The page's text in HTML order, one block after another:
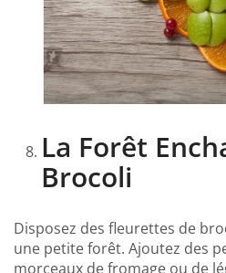
La Forêt
Brocoli
Disposez des fleurettes de
une petite forêt. Ajoutez des
morceaux de fromage ou de